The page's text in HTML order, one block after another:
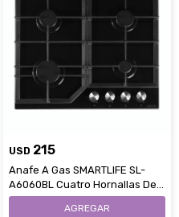
USD 215
Anafe A Gas SMARTLIFE SL-
A6060BL Cuatro Hornallas De
Vidrio